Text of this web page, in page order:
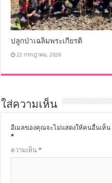
ปลูกป่าเฉลิมพระเกียรติ
22 กรกฎาคม, 2026
ใส่ความเห็น
อีเมลของคุณจะไม่แสดงให้คนอื่นเห็น
*
ความเห็น*